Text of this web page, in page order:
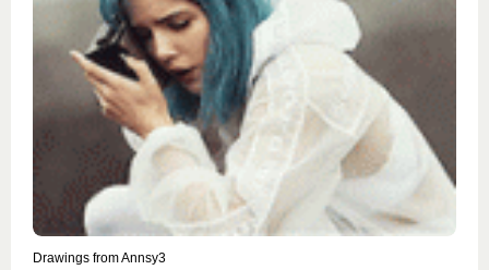
Drawings from Annsy3